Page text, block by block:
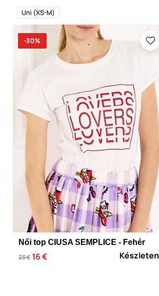
Uni (XS-M)
-30%
Női top CIUSA SEMPLICE - Fehér
23 € 16 € Készleten